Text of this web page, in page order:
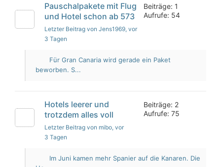
Pauschalpakete mit Flug
und Hotel schon ab 573
Letzter Beitrag von Jens1969, vor
3 Tagen
Beiträge: 1
Aufrufe: 54
Für Gran Canaria wird gerade ein Paket
beworben. S...
Hotels leerer und
trotzdem alles voll
Letzter Beitrag von mibo, vor
3 Tagen
Beiträge: 2
Aufrufe: 75
Im Juni kamen mehr Spanier auf die Kanaren. Die